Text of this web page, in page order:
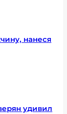
нанеся
удивил